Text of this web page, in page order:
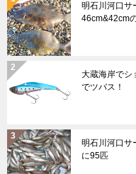
明石川河口サ
46cm&42cm
大蔵海岸でシ
でツバス！
明石川河口サ
に95匹